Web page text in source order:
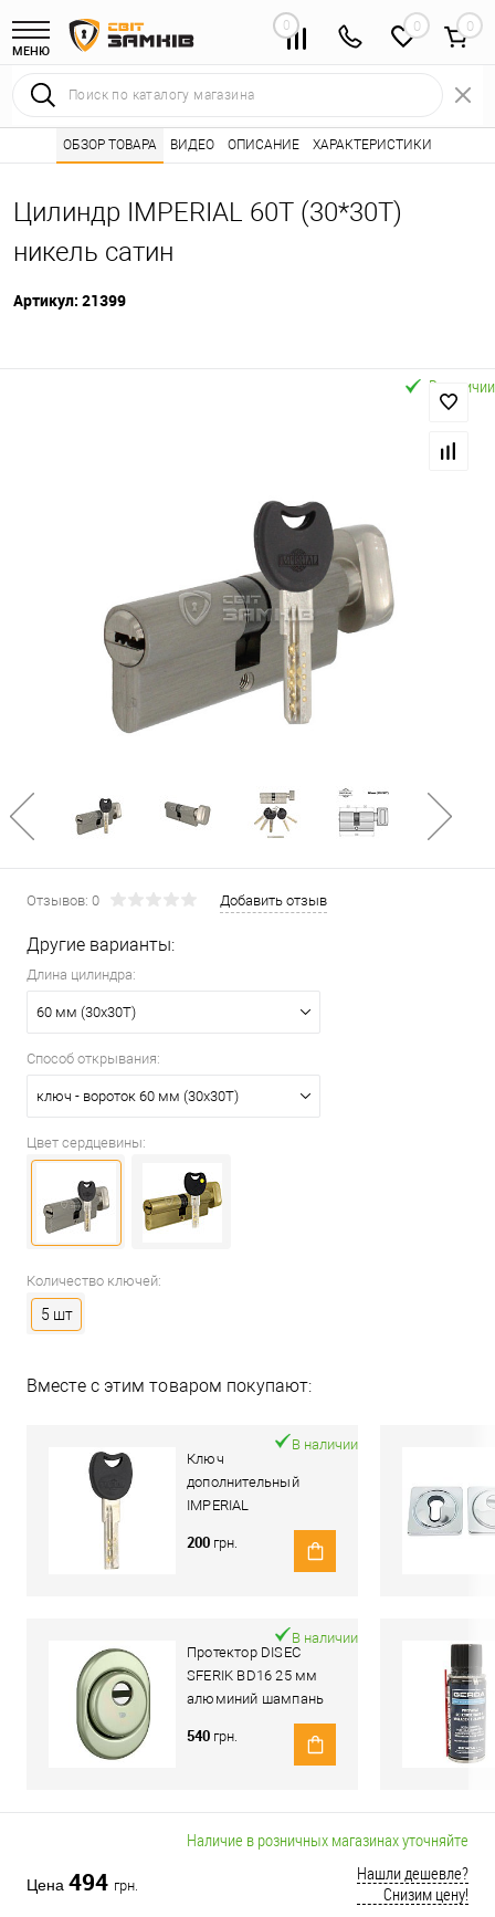
МЕНЮ
0 0
Интернет магазин замков Каталог товаров ⭐ • Сердцевины
Цилиндр IMPERIAL 60T (30*30T)
никель сатин
Артикул: 21399
ОБЗОР ТОВАРА ВИДЕО ОПИСАНИЕ ХАРАКТЕРИСТИКИ
Отзывов: 0 Добавить отзыв
Другие варианты:
Длина цилиндра:
60 мм (30x30T)
Способ открывания:
ключ - вороток 60 мм (30x30T)
Цвет сердцевины:
Количество ключей:
5 шт
Вместе с этим товаром покупают:
Ключ
дополнительный
IMPERIAL
В наличии
200 грн.
Протектор DISEC
SFERIK BD16 25 мм
алюминий шампань
В наличии
540 грн.
В наличии
Наличие в розничных магазинах уточняйте
Цена 494 грн.
Нашли дешевле?
Снизим цену!